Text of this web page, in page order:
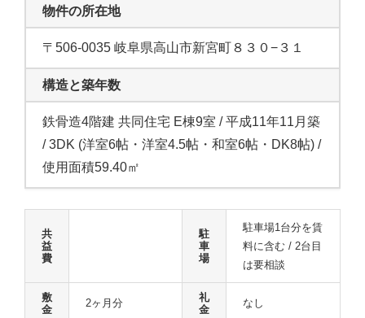
物件の所在地
〒506-0035 岐阜県高山市新宮町８３０−３１
構造と築年数
鉄骨造4階建 共同住宅 E棟9室 / 平成11年11月築
/ 3DK (洋室6帖・洋室4.5帖・和室6帖・DK8帖) /
使用面積59.40㎡
共
益
費
駐
車
場
駐車場1台分を賃
料に含む / 2台目
は要相談
敷
金
2ヶ月分
礼
金
なし